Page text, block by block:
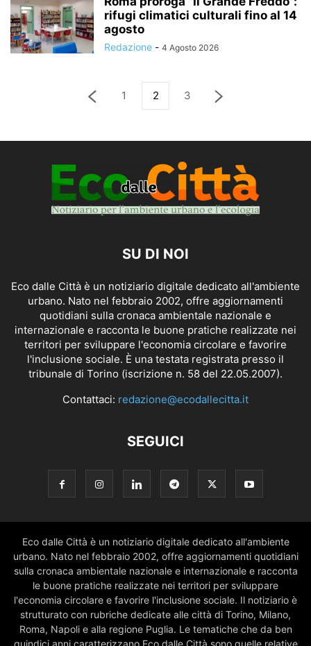
rifugi climatici culturali fino al 14
agosto
Redazione - 4 Agosto 2026
1 2 3
SU DI NOI
Eco dalle Città è un notiziario digitale dedicato all'ambiente
urbano. Nato nel febbraio 2002, offre aggiornamenti
quotidiani sulla cronaca ambientale nazionale e
internazionale e racconta le buone pratiche realizzate nei
territori per sviluppare l'economia circolare e favorire
l'inclusione sociale. È una testata registrata presso il
tribunale di Torino (iscrizione n. 58 del 22.05.2007).
Contattaci: redazione@ecodallecitta.it
SEGUICI
Eco dalle Città è un notiziario digitale dedicato all'ambiente
urbano. Nato nel febbraio 2002, offre aggiornamenti quotidiani
sulla cronaca ambientale nazionale e internazionale e racconta
le buone pratiche realizzate nei territori per sviluppare
l'economia circolare e favorire l'inclusione sociale. Il notiziario è
strutturato con rubriche dedicate alle città di Torino, Milano,
Roma, Napoli e alla regione Puglia. Le tematiche che da ben
quindici anni caratterizzano Eco dalle Città sono quelle relative